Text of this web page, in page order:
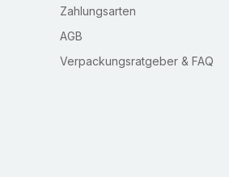
Zahlungsarten
AGB
Verpackungsratgeber & FAQ